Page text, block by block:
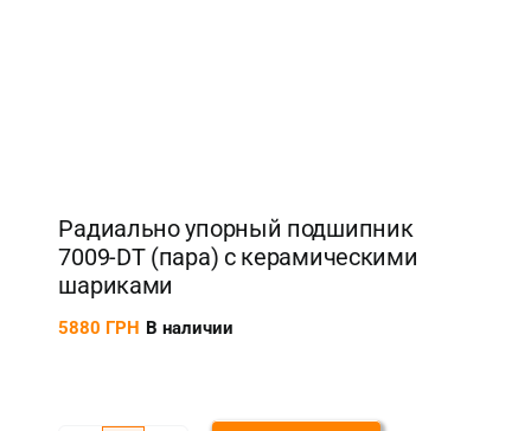
Радиально упорный подшипник
7009-DT (пара) с керамическими
шариками
5880 ГРН В наличии